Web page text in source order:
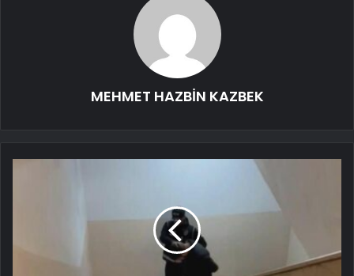
MEHMET HAZBİN KAZBEK